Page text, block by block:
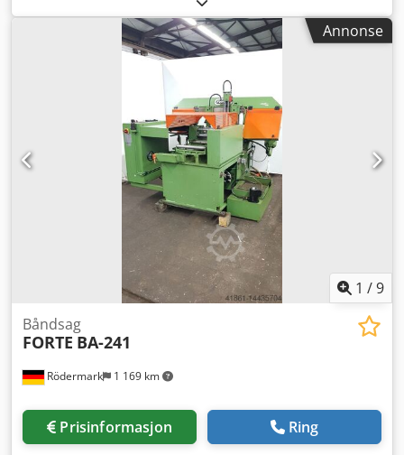
Båndsagblad dimensjoner: 3660 x 25 x 0,9 mm
Båndhastighet: 20–70 m/min Motoreffekt sag: 1 kW
Plassbehov: 1900 x 1450 x 1250 mm Vekt: ca. 850 kg
Annonse
1 /9
Rödermark 1 169 km
Båndsag
FORTE BA-241
Prisinformasjon Ring